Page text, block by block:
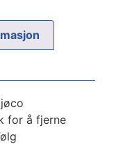
for å fjerne